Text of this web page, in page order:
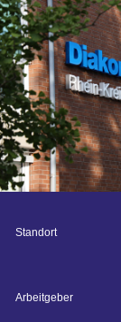
Standort
Arbeitgeber